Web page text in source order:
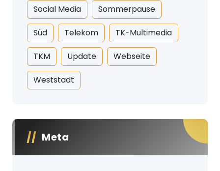
Social Media Sommerpause
Süd Telekom TK-Multimedia
TKM Update Webseite
Weststadt
Meta